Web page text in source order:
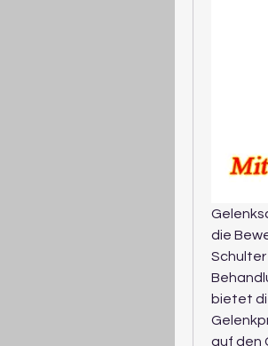
die
bietet
auf den